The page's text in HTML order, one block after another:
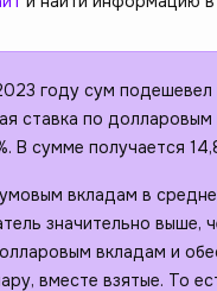
году сум подешевел
ставка по
В сумме получается
вкладам в
значительно выше,
вкладам и
вместе взятые. То